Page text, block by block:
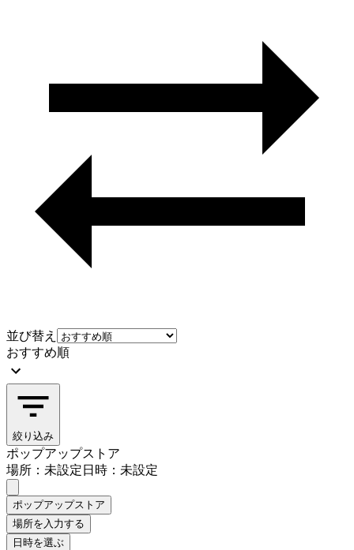
並び替え
おすすめ順
絞り込み
ポップアップストア
場所：未設定日時：未設定
ポップアップストア
場所を入力する
日時を選ぶ